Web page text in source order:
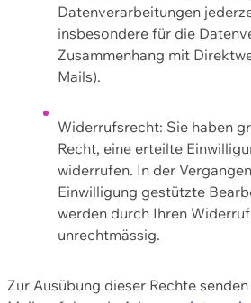
Datenverarbeitungen
insbesondere für die
Zusammenhang mit
Mails).
Widerrufsrecht: Sie haben
Recht, eine erteilte
widerrufen. In der
Einwilligung gestützte
werden durch Ihren
unrechtmässig.
Zur Ausübung dieser Rechte